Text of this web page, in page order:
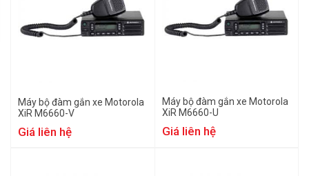
Máy bộ đàm gắn xe Motorola
XiR M6660-V
Giá liên hệ
Máy bộ đàm gắn xe Motorola
XiR M6660-U
Giá liên hệ